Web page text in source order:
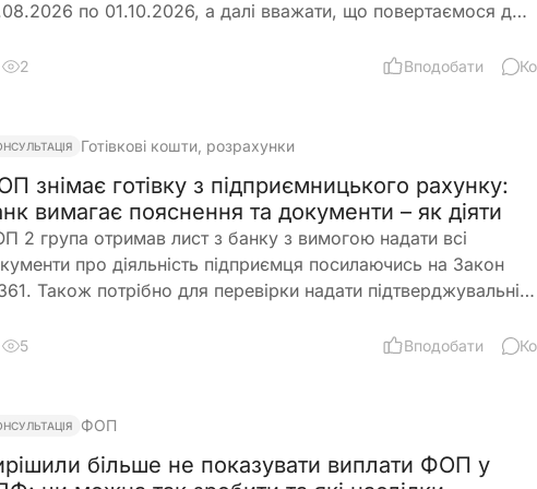
по 01.10.2026, а далі вважати, що повертаємося до
2 Вподобати
Готівкові кошти, розрахунки
знімає готівку з підприємницького рахунку:
вимагає пояснення та документи – як діяти
2 група отримав лист з банку з вимогою надати всі
про діяльність підприємця посилаючись на Закон
Також потрібно для перевірки надати підтверджувальні
коштів (в дозволеному об’ємі періодично знімаються
5 Вподобати
ФОП
більше не показувати виплати ФОП у